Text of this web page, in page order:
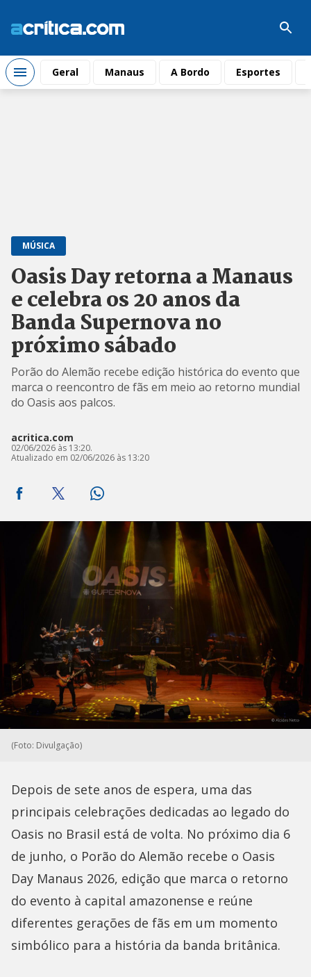
Geral Manaus A Bordo Esportes
MÚSICA
Oasis Day retorna a Manaus
e celebra os 20 anos da
Banda Supernova no
próximo sábado
Porão do Alemão recebe edição histórica do evento que
marca o reencontro de fãs em meio ao retorno mundial
do Oasis aos palcos.
acritica.com
02/06/2026 às 13:20.
Atualizado em 02/06/2026 às 13:20
(Foto: Divulgação)
Depois de sete anos de espera, uma das
principais celebrações dedicadas ao legado do
Oasis no Brasil está de volta. No próximo dia 6
de junho, o Porão do Alemão recebe o Oasis
Day Manaus 2026, edição que marca o retorno
do evento à capital amazonense e reúne
diferentes gerações de fãs em um momento
simbólico para a história da banda britânica.